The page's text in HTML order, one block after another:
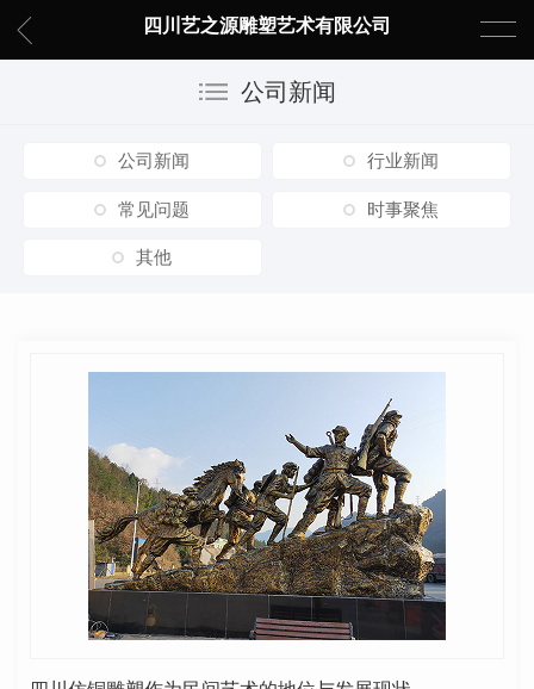
四川艺之源雕塑艺术有限公司
公司新闻
公司新闻 行业新闻
常见问题 时事聚焦
其他